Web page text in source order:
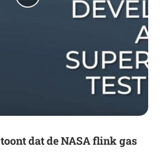
dat de NASA flink gas